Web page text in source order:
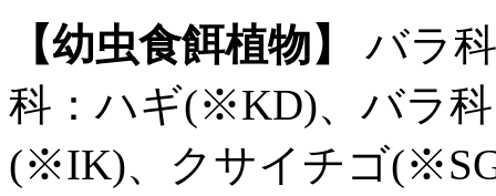
【幼虫食餌植物】
バラ
科：ハギ(※KD)、バラ
(※IK)、クサイチゴ